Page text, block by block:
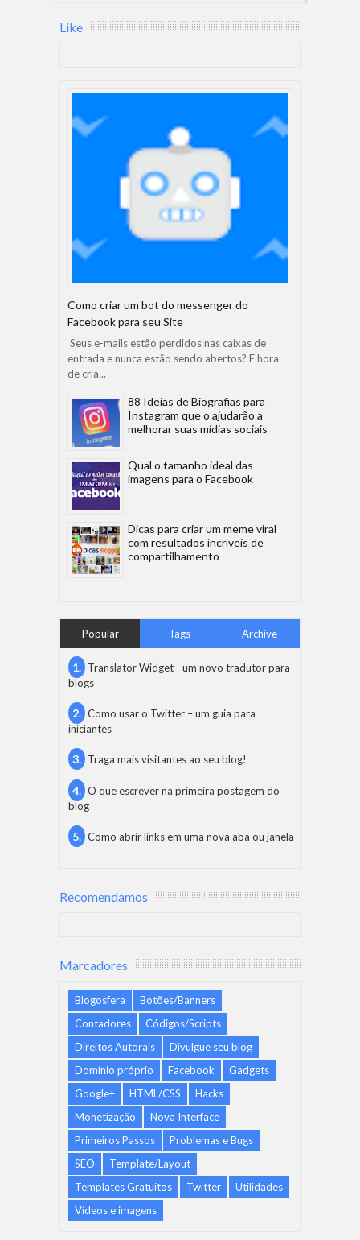
Like
Como criar um bot do messenger do
Facebook para seu Site
Seus e-mails estão perdidos nas caixas de
entrada e nunca estão sendo abertos? É hora
de cria...
88 Ideias de Biografias para
Instagram que o ajudarão a
melhorar suas mídias sociais
Qual o tamanho ideal das
imagens para o Facebook
Dicas para criar um meme viral
com resultados incríveis de
compartilhamento
Popular Tags Archive
Translator Widget - um novo tradutor para
blogs
Como usar o Twitter – um guia para
iniciantes
Traga mais visitantes ao seu blog!
O que escrever na primeira postagem do
blog
Como abrir links em uma nova aba ou janela
Recomendamos
Marcadores
Blogosfera
Botões/Banners
Contadores
Códigos/Scripts
Direitos Autorais
Divulgue seu blog
Domínio próprio
Facebook
Gadgets
Google+
HTML/CSS
Hacks
Monetização
Nova Interface
Primeiros Passos
Problemas e Bugs
SEO
Template/Layout
Templates Gratuitos
Twitter
Utilidades
Vídeos e imagens